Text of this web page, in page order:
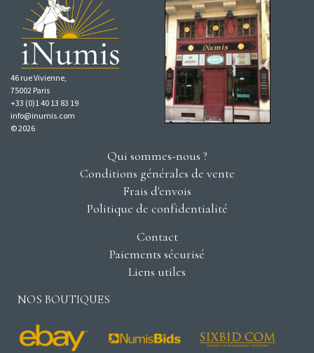
46 rue Vivienne,
75002 Paris
+33 (0)1 40 13 83 19
info@inumis.com
© 2026
Qui sommes-nous ?
Conditions générales de vente
Frais d'envois
Politique de confidentialité
Contact
Paiements sécurisé
Liens utiles
NOS BOUTIQUES